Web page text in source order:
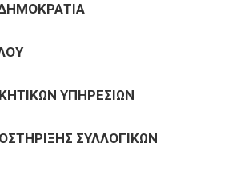
ΥΠΗΡΕΣΙΩΝ
ΣΥΛΛΟΓΙΚΩΝ